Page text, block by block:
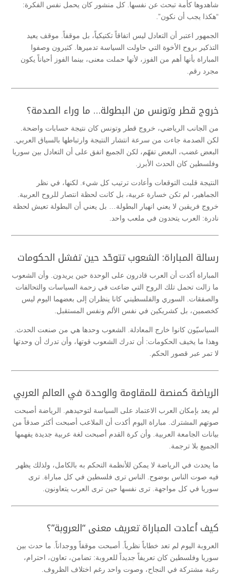
شاهدوها كأمة تبحث عن نفسها. كل منشور كان يحمل نفس الفكرة:
“هكذا يجب أن نكون”.
الجمهور اعتبر أن التعادل ليس اتفاقاً تكتيكياً، بل موقفاً. موقف يعيد
التذكير بروح الأخوة التي حاولت السياسة تدميرها. كثيرون وصفوا
المباراة بأنها أهم من الفوز، لأنها حملت معنى، بينما الفوز أحياناً يكون
مجرد رقم.
خروج قطر وتونس من البطولة… ما وراء الصدمة؟
من الجانب الرياضي، خروج قطر وتونس كان نتيجة حسابات واضحة.
لكن الصدمة جاءت من سرعة انتشار النتيجة وارتباطها بالسياق العربي.
البعض غضب، البعض تفهّم، لكن الجميع اتفق على أن التعادل بين سوريا
وفلسطين كان الحدث الأبرز.
النتيجة قلبت التوقعات وأعادت ترتيب كل شيء. لكنها، في نظر
الجماهير، لم تكن خسارة عربية، بل كانت لحظة انتصار للروح العربية.
خروج فريقين لا يعني انهيار البطولة… بل يعني أن البطولة تعيش لحظة
نادرة: العرب يتحدون في ملعب واحد.
رسالة المباراة: الشعوب تتوحّد حين تفشل الحكومات
المباراة أكدت أن العرب قادرون على الوحدة حين يريدون. وأن الشعوب
ما زالت تحمل تلك الروح التي ضاعت في زحمة السياسات والتحالفات
والصفقات. السوري والفلسطيني كانا ينظران إلى بعضهما اليوم ليس
كخصمين، بل كشريكين في نفس الألم ونفس المستقبل.
السياسيّون كانوا خارج المعادلة. الشعوب وحدها هي من صنعت الحدث.
وهذا ما يخيف الحكومات: أن تدرك الشعوب قوتها، وأن تدرك أن وحدتها
لا تمر عبر قصور الحكم.
الرياضة كمنصة للمقاومة والوحدة في العالم العربي
لم يعد بإمكان العرب الاعتماد على السياسة لتوحيدهم. الرياضة أصبحت
صوتهم المشترك. مباراة اليوم أكدت أن الملاعب أصبحت أكثر صدقاً من
بيانات الجامعة العربية. وأن كرة القدم أصبحت لغة عربية جديدة يفهمها
الجميع بلا ترجمة.
ما يحدث في الرياضة لا يمكن للأنظمة التحكم به بالكامل، ولذلك يظهر
فيه صوت الناس بوضوح. الناس ترى فلسطين في كل مباراة. ترى
سوريا في كل مواجهة. ترى نفسها حين ترى العرب يتعاونون.
كيف أعادت المباراة تعريف معنى “العروبة”؟
العروبة اليوم لم تعد خطاباً نظرياً. أصبحت موقفاً ووجداناً. ما حدث بين
سوريا وفلسطين كان تعريفاً جديداً للعروبة: تضامن، تعاون، احترام،
رغبة مشتركة في النجاح، وصوت واحد رغم اختلاف الظروف.